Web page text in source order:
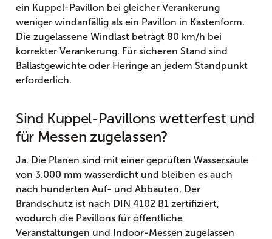
ein Kuppel-Pavillon bei gleicher Verankerung
weniger windanfällig als ein Pavillon in Kastenform.
Die zugelassene Windlast beträgt 80 km/h bei
korrekter Verankerung. Für sicheren Stand sind
Ballastgewichte oder Heringe an jedem Standpunkt
erforderlich.
Sind Kuppel-Pavillons wetterfest und
für Messen zugelassen?
Ja. Die Planen sind mit einer geprüften Wassersäule
von 3.000 mm wasserdicht und bleiben es auch
nach hunderten Auf- und Abbauten. Der
Brandschutz ist nach DIN 4102 B1 zertifiziert,
wodurch die Pavillons für öffentliche
Veranstaltungen und Indoor-Messen zugelassen